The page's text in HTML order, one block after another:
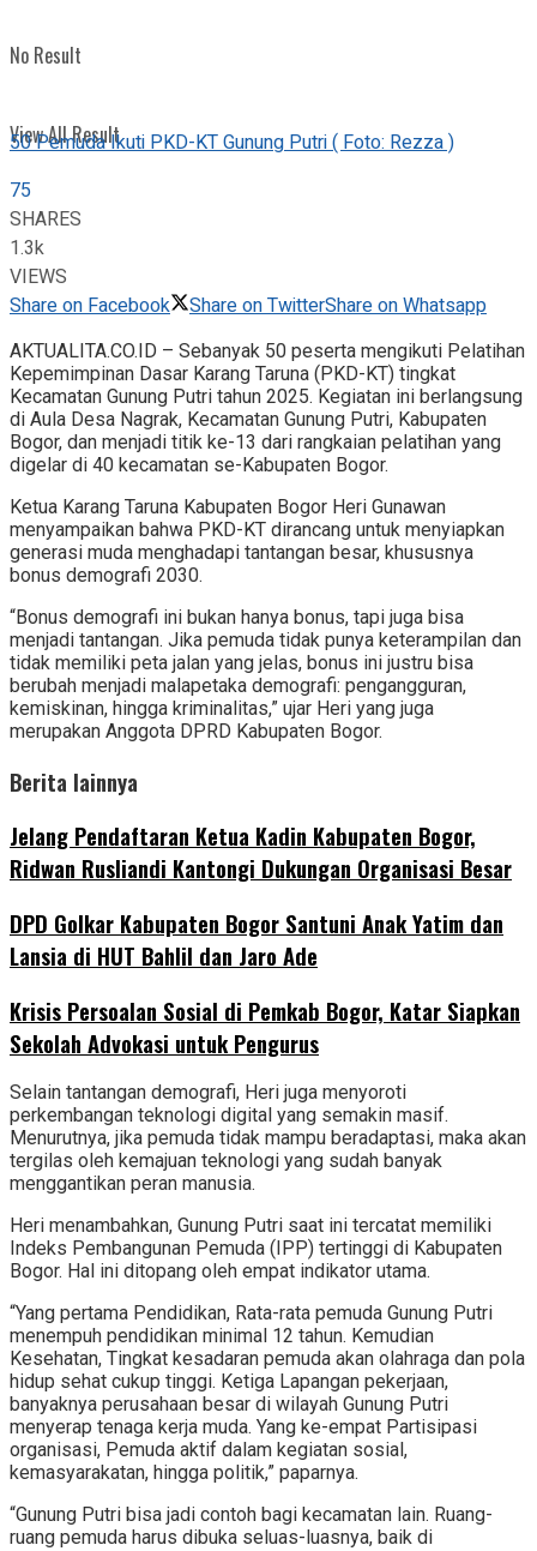
No Result
View All Result
50 Pemuda Ikuti PKD-KT Gunung Putri ( Foto: Rezza )
75
SHARES
1.3k
VIEWS
Share on Facebook
Share on TwitterShare on Whatsapp
AKTUALITA.CO.ID – Sebanyak 50 peserta mengikuti Pelatihan
Kepemimpinan Dasar Karang Taruna (PKD-KT) tingkat
Kecamatan Gunung Putri tahun 2025. Kegiatan ini berlangsung
di Aula Desa Nagrak, Kecamatan Gunung Putri, Kabupaten
Bogor, dan menjadi titik ke-13 dari rangkaian pelatihan yang
digelar di 40 kecamatan se-Kabupaten Bogor.
Ketua Karang Taruna Kabupaten Bogor Heri Gunawan
menyampaikan bahwa PKD-KT dirancang untuk menyiapkan
generasi muda menghadapi tantangan besar, khususnya
bonus demografi 2030.
“Bonus demografi ini bukan hanya bonus, tapi juga bisa
menjadi tantangan. Jika pemuda tidak punya keterampilan dan
tidak memiliki peta jalan yang jelas, bonus ini justru bisa
berubah menjadi malapetaka demografi: pengangguran,
kemiskinan, hingga kriminalitas,” ujar Heri yang juga
merupakan Anggota DPRD Kabupaten Bogor.
Berita lainnya
Jelang Pendaftaran Ketua Kadin Kabupaten Bogor,
Ridwan Rusliandi Kantongi Dukungan Organisasi Besar
DPD Golkar Kabupaten Bogor Santuni Anak Yatim dan
Lansia di HUT Bahlil dan Jaro Ade
Krisis Persoalan Sosial di Pemkab Bogor, Katar Siapkan
Sekolah Advokasi untuk Pengurus
Selain tantangan demografi, Heri juga menyoroti
perkembangan teknologi digital yang semakin masif.
Menurutnya, jika pemuda tidak mampu beradaptasi, maka akan
tergilas oleh kemajuan teknologi yang sudah banyak
menggantikan peran manusia.
Heri menambahkan, Gunung Putri saat ini tercatat memiliki
Indeks Pembangunan Pemuda (IPP) tertinggi di Kabupaten
Bogor. Hal ini ditopang oleh empat indikator utama.
“Yang pertama Pendidikan, Rata-rata pemuda Gunung Putri
menempuh pendidikan minimal 12 tahun. Kemudian
Kesehatan, Tingkat kesadaran pemuda akan olahraga dan pola
hidup sehat cukup tinggi. Ketiga Lapangan pekerjaan,
banyaknya perusahaan besar di wilayah Gunung Putri
menyerap tenaga kerja muda. Yang ke-empat Partisipasi
organisasi, Pemuda aktif dalam kegiatan sosial,
kemasyarakatan, hingga politik,” paparnya.
“Gunung Putri bisa jadi contoh bagi kecamatan lain. Ruang-
ruang pemuda harus dibuka seluas-luasnya, baik di